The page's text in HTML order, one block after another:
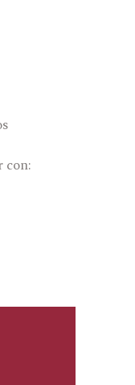
con:
2023 quantity